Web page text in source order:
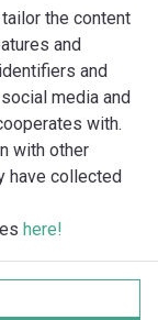
the content
and
and
media and
with.
with other
have collected
here!